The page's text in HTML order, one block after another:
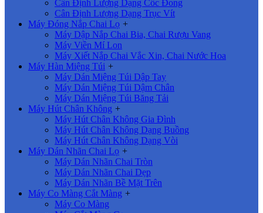
Cân Định Lượng Dạng Cốc Đong
Cân Định Lượng Dạng Trục Vít
Máy Đóng Nắp Chai Lọ +
Máy Dập Nắp Chai Bia, Chai Rượu Vang
Máy Viền Mí Lon
Máy Xiết Nắp Chai Vắc Xin, Chai Nước Hoa
Máy Hàn Miệng Túi +
Máy Dán Miệng Túi Dập Tay
Máy Dán Miệng Túi Dậm Chân
Máy Dán Miệng Túi Băng Tải
Máy Hút Chân Không +
Máy Hút Chân Không Gia Đình
Máy Hút Chân Không Dạng Buồng
Máy Hút Chân Không Dạng Vòi
Máy Dán Nhãn Chai Lọ +
Máy Dán Nhãn Chai Tròn
Máy Dán Nhãn Chai Dẹp
Máy Dán Nhãn Bề Mặt Trên
Máy Co Màng Cắt Màng +
Máy Co Màng